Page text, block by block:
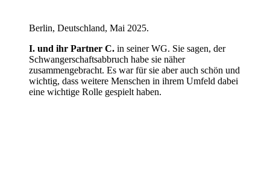
Berlin, Deutschland, Mai 2025.
I. und ihr Partner C. in seiner WG. Sie sagen, der
Schwangerschafts­abbruch habe sie näher
zusammengebracht. Es war für sie aber auch schön und
wichtig, dass weitere Menschen in ihrem Umfeld dabei
eine wichtige Rolle gespielt haben.